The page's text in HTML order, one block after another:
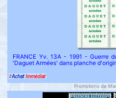
FRANCE Yv. 13A - 1991 - Guerre
'Daguet Armées' dans planche
Promotions de